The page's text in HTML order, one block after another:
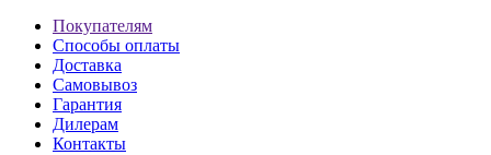
Покупателям
Способы оплаты
Доставка
Самовывоз
Гарантия
Дилерам
Контакты